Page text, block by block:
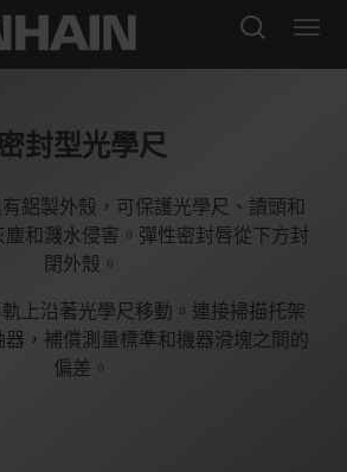
封型光學尺
鋁製外殼，可保護光學尺、讀頭和
和濺水侵害。彈性密封唇從下方封
閉外殼。
上沿著光學尺移動。連接掃描托架
，補償測量標準和機器滑塊之間的
偏差。